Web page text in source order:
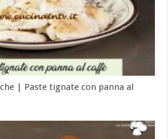
| Paste tignate con panna al